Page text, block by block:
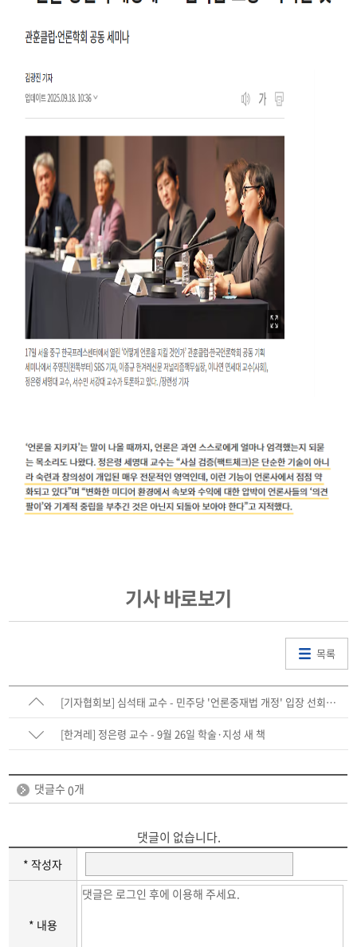
기사 바로보기
목록
[기자협회보] 심석태 교수 - 민주당 '언론중재법 개정' 입장 선회…
'권력자 포함'은 고수
[한겨레] 정은령 교수 - 9월 26일 학술·지성 새 책
댓글수0개
댓글이 없습니다.
* 작성자
* 내용